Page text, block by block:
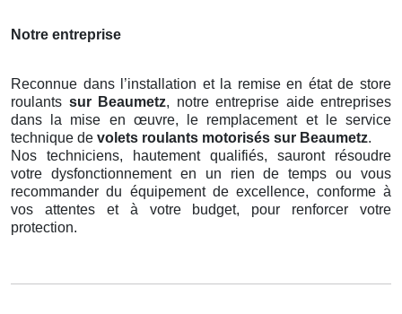
Notre entreprise
Reconnue dans l’installation et la remise en état de store
roulants sur Beaumetz, notre entreprise aide entreprises
dans la mise en œuvre, le remplacement et le service
technique de volets roulants motorisés sur Beaumetz.
Nos techniciens, hautement qualifiés, sauront résoudre
votre dysfonctionnement en un rien de temps ou vous
recommander du équipement de excellence, conforme à
vos attentes et à votre budget, pour renforcer votre
protection.